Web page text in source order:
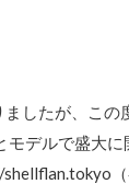
したが、この
デルで盛大に